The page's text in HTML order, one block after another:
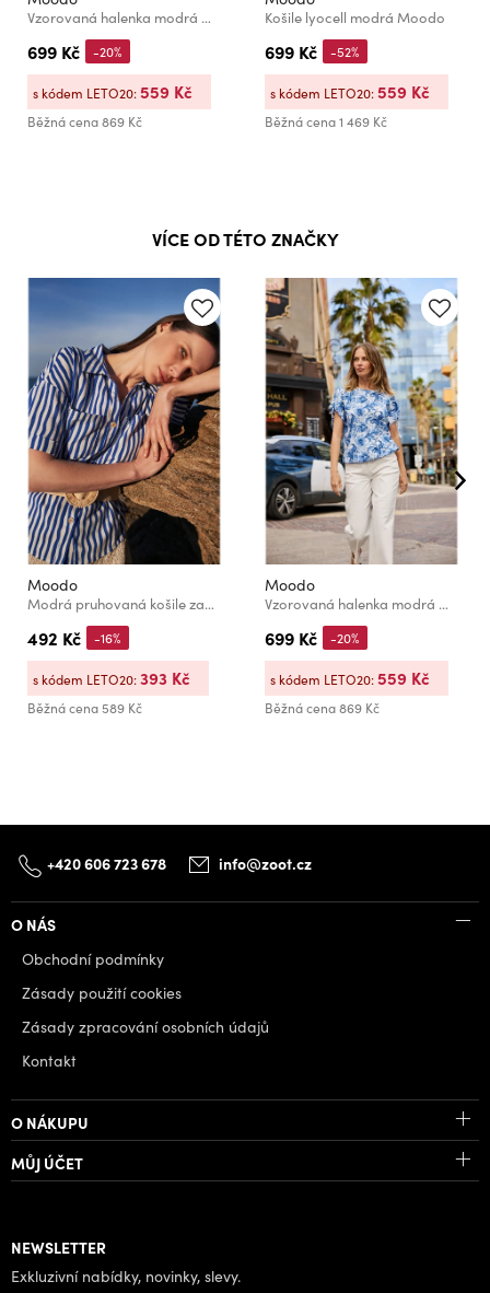
Vzorovaná halenka modrá Moodo
699 Kč
Běžná cena869 Kč
-20%
s kódem LETO20:559 Kč
Košile lyocell modrá Moodo
699 Kč
Běžná cena1 469 Kč
-52%
s kódem LETO20:559 Kč
VÍCE OD TÉTO ZNAČKY
Moodo
Modrá pruhovaná košile zapínaná na knoflíky s kapsami Moodo
492 Kč
Běžná cena589 Kč
-16%
s kódem LETO20:393 Kč
Moodo
Vzorovaná halenka modrá Moodo
699 Kč
Běžná cena869 Kč
-20%
s kódem LETO20:559 Kč
+420 606 723 678 info@zoot.cz
O NÁS
Obchodní podmínky
Zásady použití cookies
Zásady zpracování osobních údajů
Kontakt
O NÁKUPU
MŮJ ÚČET
NEWSLETTER
Exkluzivní nabídky, novinky, slevy.